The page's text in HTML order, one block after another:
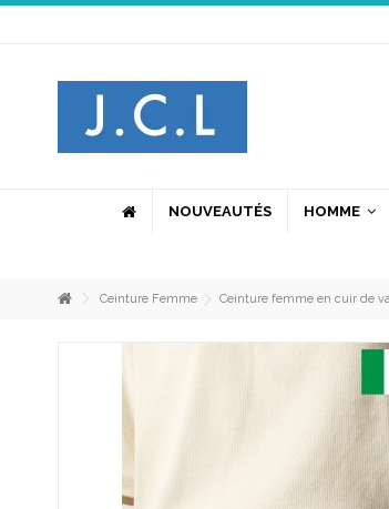
NOUVEAUTÉS HOMME
Ceinture Femme Ceinture femme en cuir de